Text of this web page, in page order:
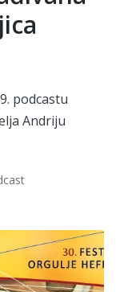
podcastu
Andriju